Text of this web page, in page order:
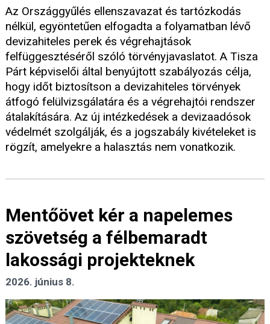
Az Országgyűlés ellenszavazat és tartózkodás
nélkül, egyöntetűen elfogadta a folyamatban lévő
devizahiteles perek és végrehajtások
felfüggesztéséről szóló törvényjavaslatot. A Tisza
Párt képviselői által benyújtott szabályozás célja,
hogy időt biztosítson a devizahiteles törvények
átfogó felülvizsgálatára és a végrehajtói rendszer
átalakítására. Az új intézkedések a devizaadósok
védelmét szolgálják, és a jogszabály kivételeket is
rögzít, amelyekre a halasztás nem vonatkozik.
Mentőövet kér a napelemes
szövetség a félbemaradt
lakossági projekteknek
2026. június 8.